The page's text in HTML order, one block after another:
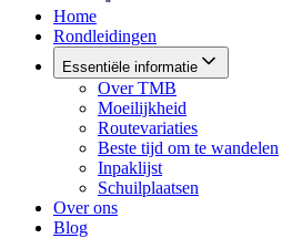
Home
Rondleidingen
Essentiële informatie
Over TMB
Moeilijkheid
Routevariaties
Beste tijd om te wandelen
Inpaklijst
Schuilplaatsen
Over ons
Blog